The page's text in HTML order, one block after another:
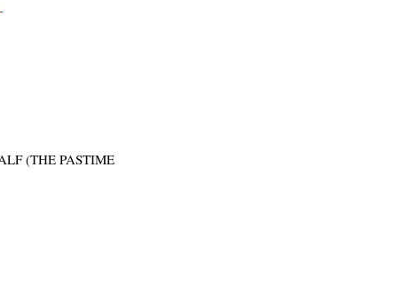
(THE PASTIME